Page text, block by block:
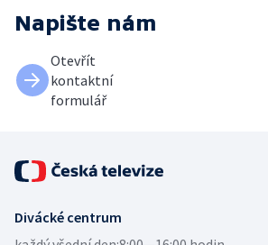
Napište nám
Otevřít
kontaktní
formulář
Divácké centrum